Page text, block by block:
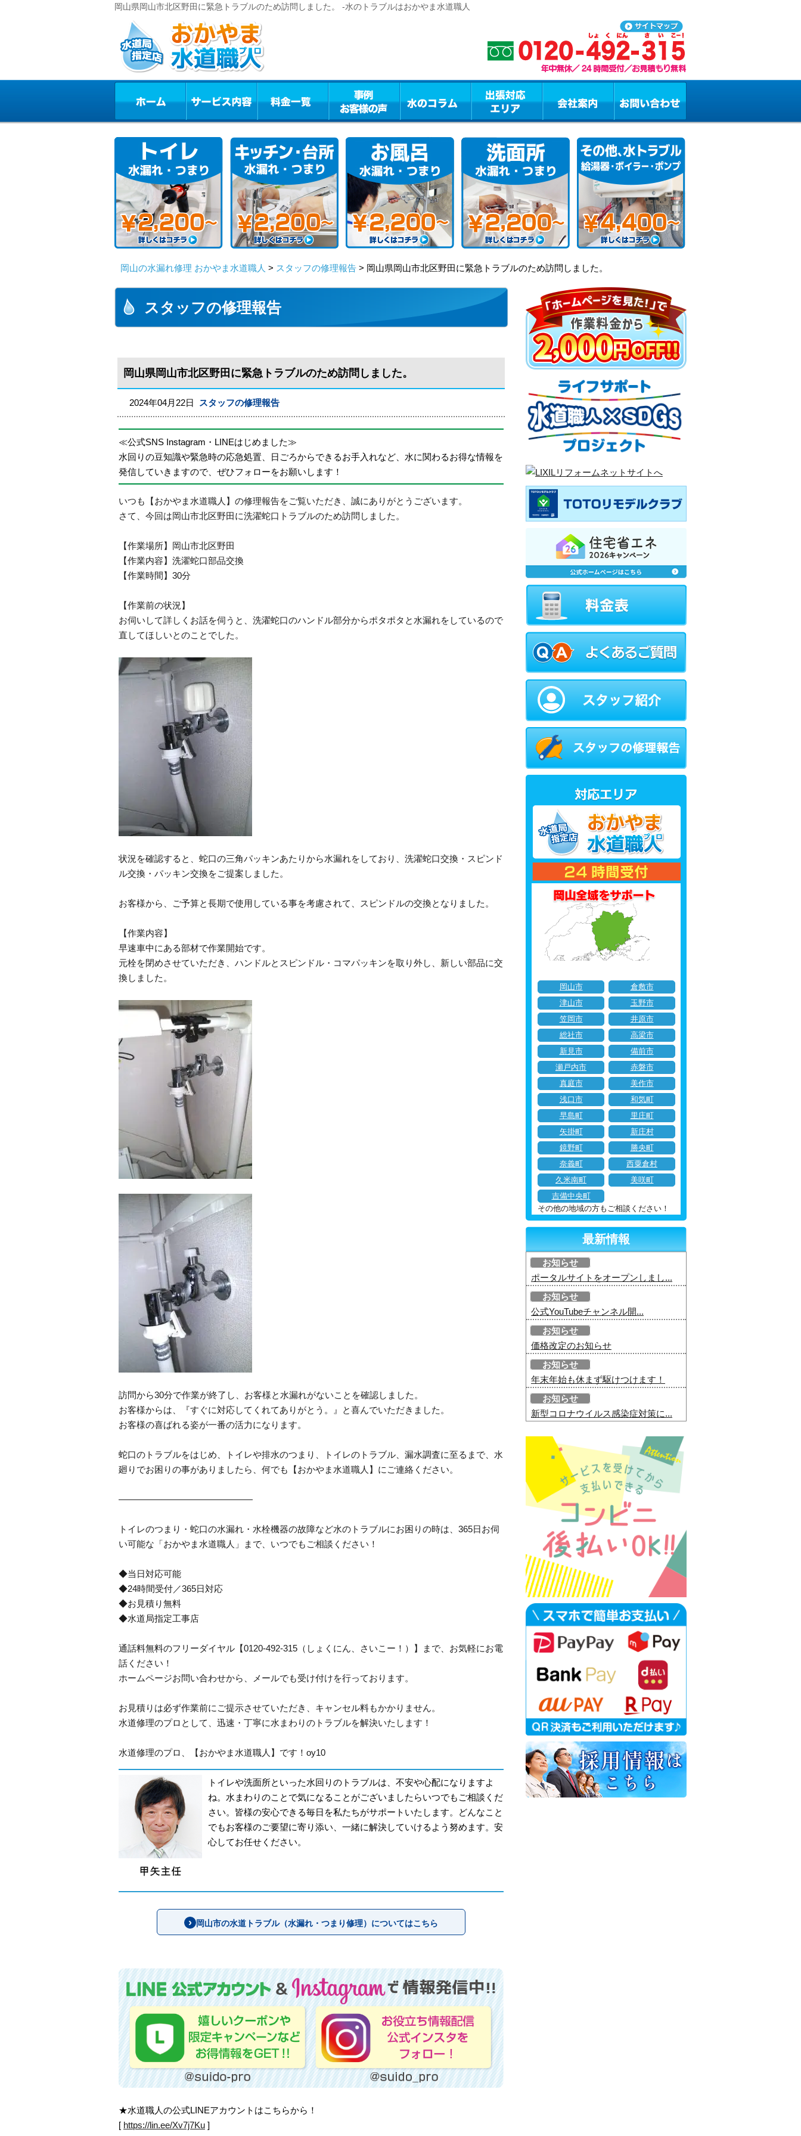
岡山県岡山市北区野田に緊急トラブルのため訪問しました。 -水のトラブルはおかやま水道職人
岡山の水漏れ修理 おかやま水道職人 > スタッフの修理報告 > 岡山県岡山市北区野田に緊急トラブルのため訪問しました。
スタッフの修理報告
岡山県岡山市北区野田に緊急トラブルのため訪問しました。
2024年04月22日 スタッフの修理報告
≪公式SNS Instagram・LINEはじめました≫
水回りの豆知識や緊急時の応急処置、日ごろからできるお手入れなど、水に関わるお得な情報を
発信していきますので、ぜひフォローをお願いします！
いつも【おかやま水道職人】の修理報告をご覧いただき、誠にありがとうございます。
さて、今回は岡山市北区野田に洗濯蛇口トラブルのため訪問しました。
【作業場所】岡山市北区野田
【作業内容】洗濯蛇口部品交換
【作業時間】30分
【作業前の状況】
お伺いして詳しくお話を伺うと、洗濯蛇口のハンドル部分からポタポタと水漏れをしているので
直してほしいとのことでした。
状況を確認すると、蛇口の三角パッキンあたりから水漏れをしており、洗濯蛇口交換・スピンド
ル交換・パッキン交換をご提案しました。
お客様から、ご予算と長期で使用している事を考慮されて、スピンドルの交換となりました。
【作業内容】
早速車中にある部材で作業開始です。
元栓を閉めさせていただき、ハンドルとスピンドル・コマパッキンを取り外し、新しい部品に交
換しました。
訪問から30分で作業が終了し、お客様と水漏れがないことを確認しました。
お客様からは、『すぐに対応してくれてありがとう。』と喜んでいただきました。
お客様の喜ばれる姿が一番の活力になります。
蛇口のトラブルをはじめ、トイレや排水のつまり、トイレのトラブル、漏水調査に至るまで、水
廻りでお困りの事がありましたら、何でも【おかやま水道職人】にご連絡ください。
―――――――――――――――
トイレのつまり・蛇口の水漏れ・水栓機器の故障など水のトラブルにお困りの時は、365日お伺
い可能な「おかやま水道職人」まで、いつでもご相談ください！
◆当日対応可能
◆24時間受付／365日対応
◆お見積り無料
◆水道局指定工事店
通話料無料のフリーダイヤル【0120-492-315（しょくにん、さいこー！）】まで、お気軽にお電
話ください！
ホームページお問い合わせから、メールでも受け付けを行っております。
お見積りは必ず作業前にご提示させていただき、キャンセル料もかかりません。
水道修理のプロとして、迅速・丁寧に水まわりのトラブルを解決いたします！
水道修理のプロ、【おかやま水道職人】です！oy10
トイレや洗面所といった水回りのトラブルは、不安や心配になりますよ
ね。水まわりのことで気になることがございましたらいつでもご相談くだ
さい。皆様の安心できる毎日を私たちがサポートいたします。どんなこと
でもお客様のご要望に寄り添い、一緒に解決していけるよう努めます。安
心してお任せください。
岡山市の水道トラブル（水漏れ・つまり修理）についてはこちら
★水道職人の公式LINEアカウントはこちらから！
[ https://lin.ee/Xv7j7Ku ]
岡山市
倉敷市
津山市
玉野市
笠岡市
井原市
総社市
高梁市
新見市
備前市
瀬戸内市
赤磐市
真庭市
美作市
浅口市
和気町
早島町
里庄町
矢掛町
新庄村
鏡野町
勝央町
奈義町
西粟倉村
久米南町
美咲町
吉備中央町
その他の地域の方もご相談ください！
最新情報
お知らせ
ポータルサイトをオープンしまし...
お知らせ
公式YouTubeチャンネル開...
お知らせ
価格改定のお知らせ
お知らせ
年末年始も休まず駆けつけます！
お知らせ
新型コロナウイルス感染症対策に...